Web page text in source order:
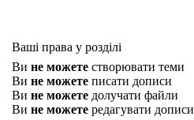
Ваші права у розділі
Ви не можете створювати теми
Ви не можете писати дописи
Ви не можете долучати файли
Ви не можете редагувати дописи